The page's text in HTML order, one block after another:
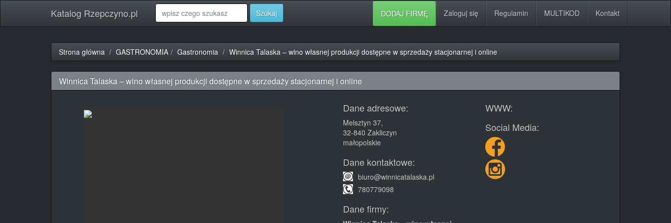
Katalog Rzepczyno.pl Szukaj DODAJ FIRMĘ Zaloguj się Regulamin MULTIKOD Kontakt
Strona główna GASTRONOMIA Gastronomia Winnica Talaska – wino własnej produkcji dostępne w sprzedaży stacjonarnej i online
Winnica Talaska – wino własnej produkcji dostępne w sprzedaży stacjonarnej i online
Dane adresowe:
Melsztyn 37,
32-840 Zakliczyn
małopolskie
Dane kontaktowe:
biuro@winnicatalaska.pl
780779098
Dane firmy:
WWW:
Social Media: